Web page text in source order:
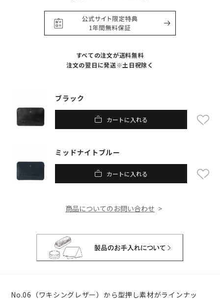
すべての注文が送料無料
注文の翌日に発送※土日祝除く
ブラック
カートに入れる
ミッドナイトブルー
カートに入れる
商品についてのお問い合わせ
No.06（ワキシングレザー）から型押し素材がラインナッ